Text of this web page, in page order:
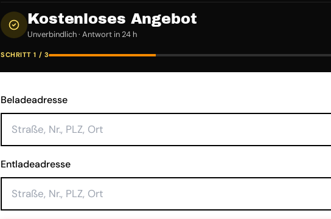
Kostenloses Angebot
Unverbindlich · Antwort in 24 h
SCHRITT 1 / 3
Beladeadresse
Entladeadresse